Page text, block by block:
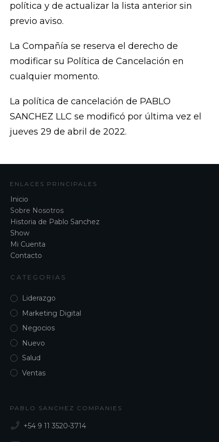
política y de actualizar la lista anterior sin
previo aviso.
La Compañía se reserva el derecho de
modificar su Política de Cancelación en
cualquier momento.
La política de cancelación de PABLO
SANCHEZ LLC se modificó por última vez el
jueves 29 de abril de 2022.
ENLACES PRINCIPALES
Inicio
Sobre Nosotros
Historia de Pablo Sanchez
Show
Mi Cuenta
Contacto
CATEGORIAS
Liderazgo
Marketing Digital
Negocios
Nuevo
Salud
Ventas
PABLO SANCHEZ COMPANIES
+54 9 11 3520-3714